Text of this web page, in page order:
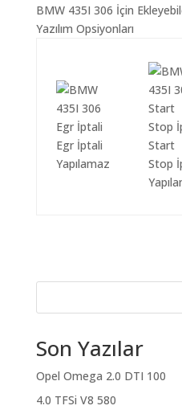
BMW 435I 306 İçin
Yazılım Opsiyonları
Egr İptali
Yapılamaz
Start
Stop
Son Yazılar
Opel Omega 2.0 DTI 100
4.0 TFSi V8 580